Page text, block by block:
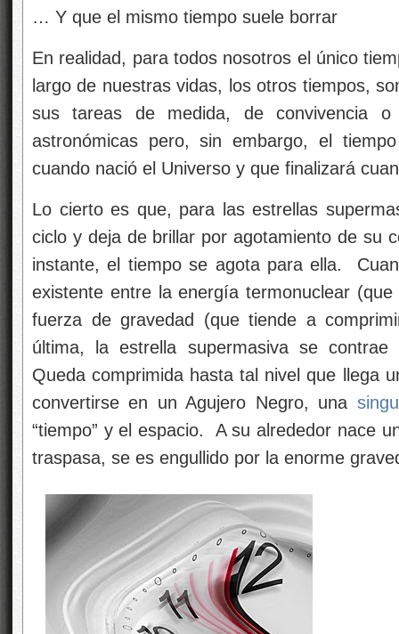
… Y que el mismo tiempo suele borrar
En realidad, para todos nosotros el único
largo de nuestras vidas, los otros tiempos,
sus tareas de medida, de convivencia
astronómicas pero, sin embargo, el
cuando nació el Universo y que finalizará
Lo cierto es que, para las estrellas
ciclo y deja de brillar por agotamiento de su
instante, el tiempo se agota para ella.
existente entre la energía termonuclear
fuerza de gravedad (que tiende a
última, la estrella supermasiva se
Queda comprimida hasta tal nivel que llega
convertirse en un Agujero Negro, una
“tiempo” y el espacio. A su alrededor nace
traspasa, se es engullido por la enorme